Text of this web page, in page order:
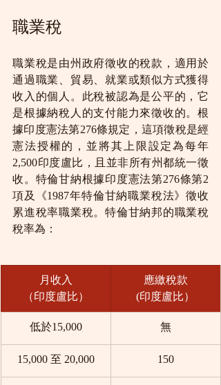
職業稅
職業稅是由州政府徵收的稅款，適用於
通過職業、貿易、就業或類似方式獲得
收入的個人。此稅被認為是公平的，它
是根據納稅人的支付能力來徵收的。根
據印度憲法第276條規定，這項徵稅是經
憲法授權的，並將其上限設定為每年
2,500印度盧比，且並非所有州都統一徵
收。特倫甘納根據印度憲法第276條第2
項及《1987年特倫甘納職業稅法》徵收
累進稅率職業稅。特倫甘納邦的職業稅
稅率為：
月收入
（印度盧比）
應繳稅款
(印度盧比）
低於15,000 無
15,000 至 20,000 150